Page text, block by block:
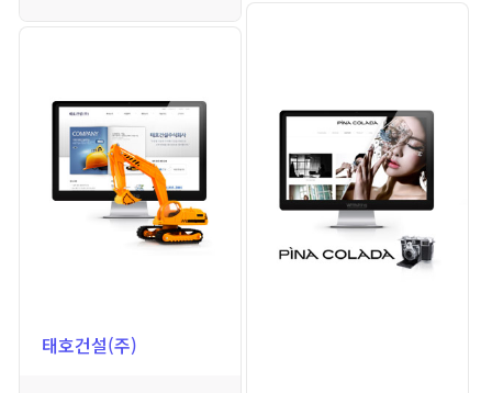
태호건설(주)